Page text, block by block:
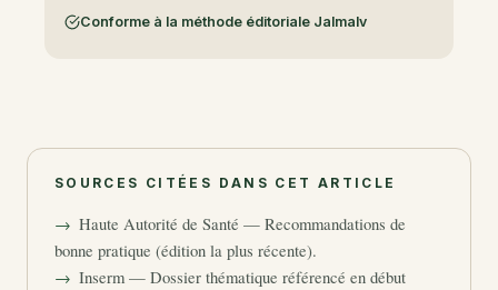
Conforme à la méthode éditoriale Jalmalv
SOURCES CITÉES DANS CET ARTICLE
Haute Autorité de Santé — Recommandations de
bonne pratique (édition la plus récente).
Inserm — Dossier thématique référencé en début